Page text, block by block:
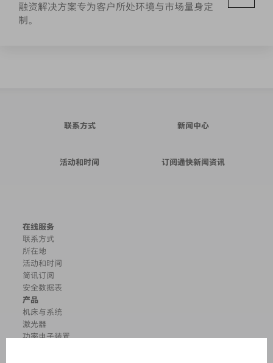
融资解决方案专为客户所处环境与市场量身定
制。
联系方式 新闻中心
活动和时间 订阅通快新闻资讯
在线服务
联系方式
所在地
活动和时间
简讯订阅
安全数据表
产品
机床与系统
激光器
功率电子装置